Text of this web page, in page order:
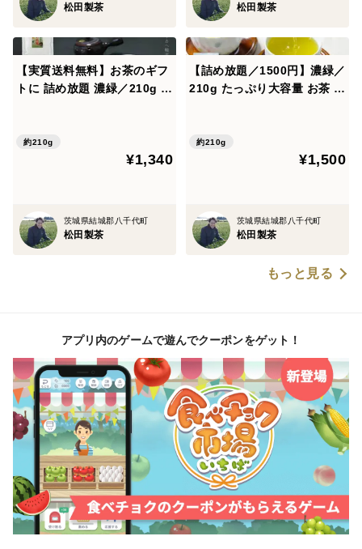
松田製茶 松田製茶
【実質送料無料】お茶のギフ
トに 詰め放題 濃緑／210g 茶
約210g
¥1,340
茨城県結城郡八千代町
松田製茶
【詰め放題／1500円】濃緑／
210g たっぷり大容量 お茶 緑
茶インストラクター監修 茶葉
約210g
¥1,500
茨城県結城郡八千代町
松田製茶
もっと見る
アプリ内のゲームで遊んでクーポンをゲット！